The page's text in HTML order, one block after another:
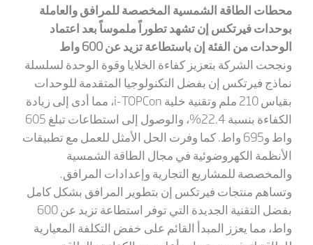
محطات الطاقة الشمسية المخصصة للمرافق والعاملة
بوحدات فيرتكس إن تشهد تطوراً ملموساً بعد اعتماد
الوحدات من الفئة إن باستطاعة تزيد عن 600 واط
ونجحت الشركة بتعزيز كفاءة الخلايا وقوة الوحدة لسلسلة
نماذج فيرتكس إن بفضل التكنولوجيا المتقدمة للوحدات
بقياس 210 ملم وتقنية خلية
i-TOPCon، مما أدى إلى زيادة
الكفاءة بنسبة 22.4%، والوصول إلى استطاعات تبلغ 605
واط و695 واط. كما وفرت الحل الأمثل للعمل مع تطبيقات
الأنظمة الكهروضوئية في مجال الطاقة الشمسية
والمخصصة للمشاريع التجارية وإعدادات المرافق.
وتساهم منتجات فيرتكس إن بتطوير المرافق بشكل كامل
بفضل التقنية الجديدة التي توفر استطاعة تزيد عن 600
واط، مما يعزز المبدأ القائم على خفض التكلفة المعيارية